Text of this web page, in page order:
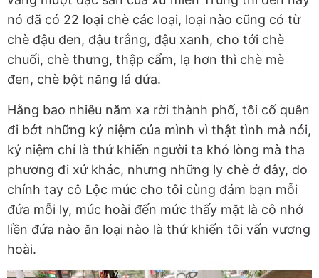
nó đã có 22 loại chè các loại, loại nào cũng có từ
chè đậu đen, đậu trắng, đậu xanh, cho tới chè
chuối, chè thưng, thập cẩm, lạ hơn thì chè mè
đen, chè bột năng lá dứa.
Hằng bao nhiêu năm xa rời thành phố, tôi cố quên
đi bớt những kỷ niệm của mình vì thật tình mà nói,
kỷ niệm chỉ là thứ khiến người ta khó lòng mà tha
phương đi xứ khác, nhưng những ly chè ở đây, do
chính tay cô Lộc múc cho tôi cùng đám bạn mỗi
đứa mỗi ly, múc hoài đến mức thấy mặt là cô nhớ
liền đứa nào ăn loại nào là thứ khiến tôi vấn vương
hoài.